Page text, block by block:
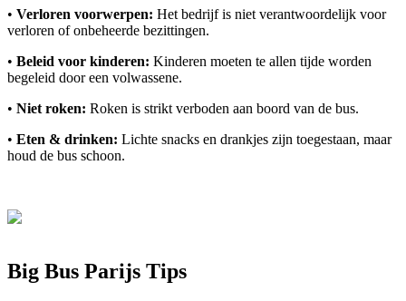
• Verloren voorwerpen: Het bedrijf is niet verantwoordelijk voor
verloren of onbeheerde bezittingen.
• Beleid voor kinderen: Kinderen moeten te allen tijde worden
begeleid door een volwassene.
• Niet roken: Roken is strikt verboden aan boord van de bus.
• Eten & drinken: Lichte snacks en drankjes zijn toegestaan, maar
houd de bus schoon.
Big Bus Parijs Tips